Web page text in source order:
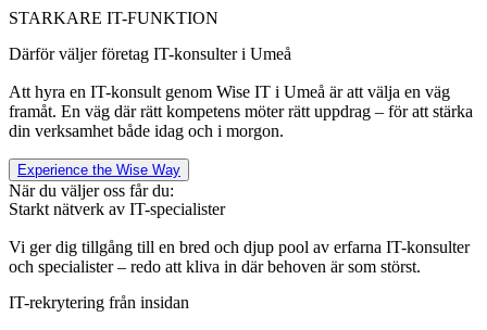
STARKARE IT-FUNKTION
Därför väljer företag IT-konsulter i Umeå
Att hyra en IT-konsult genom Wise IT i Umeå är att välja en väg
framåt. En väg där rätt kompetens möter rätt uppdrag – för att stärka
din verksamhet både idag och i morgon.
Experience the Wise Way
När du väljer oss får du:
Starkt nätverk av IT-specialister
Vi ger dig tillgång till en bred och djup pool av erfarna IT-konsulter
och specialister – redo att kliva in där behoven är som störst.
IT-rekrytering från insidan